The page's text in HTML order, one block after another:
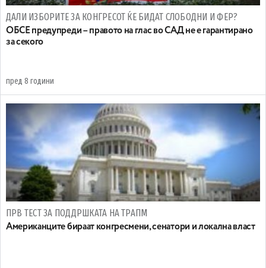
ДАЛИ ИЗБОРИТЕ ЗА КОНГРЕСОТ ЌЕ БИДАТ СЛОБОДНИ И ФЕР?
ОБСЕ предупреди – правото на глас во САД не е гарантирано
за секого
пред 8 години
ПРВ ТЕСТ ЗА ПОДДРШКАТА НА ТРАПМ
Американците бираат конгресмени, сенатори и локална власт